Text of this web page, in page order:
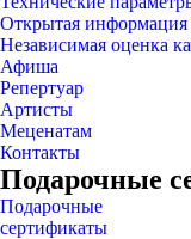
Открытая информация
Независимая оценка
Афиша
Репертуар
Артисты
Меценатам
Контакты
Подарочные
Подарочные
сертификаты